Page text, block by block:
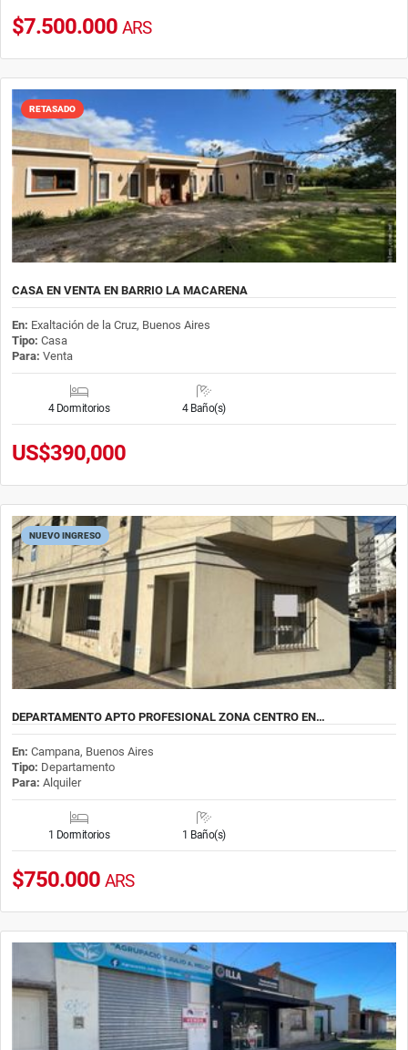
$7.500.000 ARS
RETASADO
CASA EN VENTA EN BARRIO LA MACARENA
En: Exaltación de la Cruz, Buenos Aires
Tipo: Casa
Para: Venta
4 Dormitorios 4 Baño(s)
US$390,000
NUEVO INGRESO
DEPARTAMENTO APTO PROFESIONAL ZONA CENTRO EN…
En: Campana, Buenos Aires
Tipo: Departamento
Para: Alquiler
1 Dormitorios 1 Baño(s)
$750.000 ARS